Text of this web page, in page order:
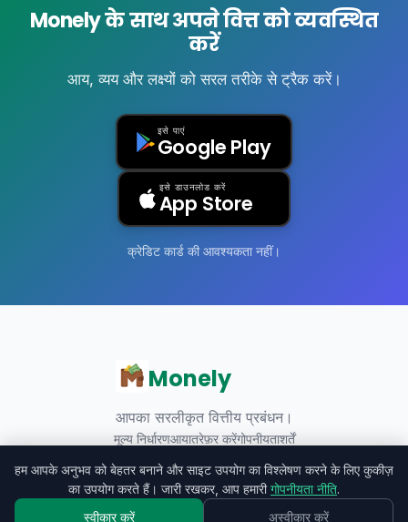
Monely के साथ अपने वित्त को व्यवस्थित
करें
आय, व्यय और लक्ष्यों को सरल तरीके से ट्रैक करें।
इसे पाएं
Google Play
इसे डाउनलोड करें
App Store
क्रेडिट कार्ड की आवश्यकता नहीं।
Monely
आपका सरलीकृत वित्तीय प्रबंधन।
मूल्य निर्धारणआयातरेफ़र करेंगोपनीयताशर्तें
© 2026 Monely. सर्वाधिकार सुरक्षित।
हम आपके अनुभव को बेहतर बनाने और साइट उपयोग का विश्लेषण करने के लिए कुकीज़
का उपयोग करते हैं। जारी रखकर, आप हमारीगोपनीयता नीति.
स्वीकार करें अस्वीकार करें